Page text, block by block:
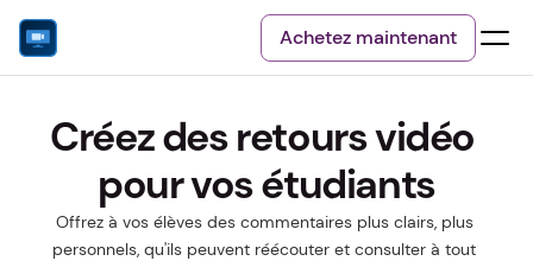
Achetez maintenant
Créez des retours vidéo
pour vos étudiants
Offrez à vos élèves des commentaires plus clairs, plus
personnels, qu'ils peuvent réécouter et consulter à tout